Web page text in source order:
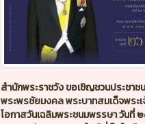
สำนักพระราชวัง ขอเชิญชวนประชาช
พระพรชัยมงคล พระบาทสมเด็จพระเ
โอกาสวันเฉลิมพระชนมพรรษา วันที่